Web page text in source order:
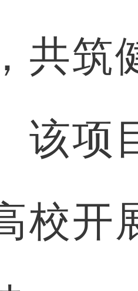
共筑
该项
校开